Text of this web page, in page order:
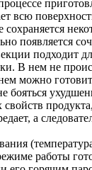
всю
сохраняется
появляется
подходит
В нем не
можно
бояться
а
работы